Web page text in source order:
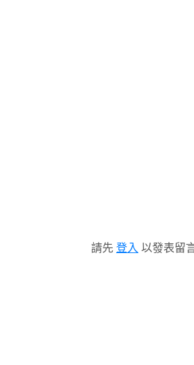
請先 登入 以發表留